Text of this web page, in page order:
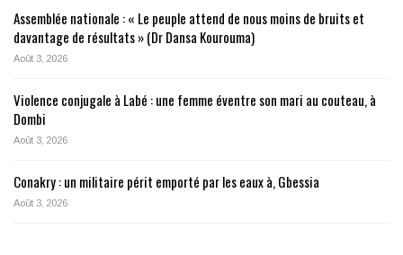
Assemblée nationale : « Le peuple attend de nous moins de bruits et
davantage de résultats » (Dr Dansa Kourouma)
Août 3, 2026
Violence conjugale à Labé : une femme éventre son mari au couteau, à
Dombi
Août 3, 2026
Conakry : un militaire périt emporté par les eaux à, Gbessia
Août 3, 2026